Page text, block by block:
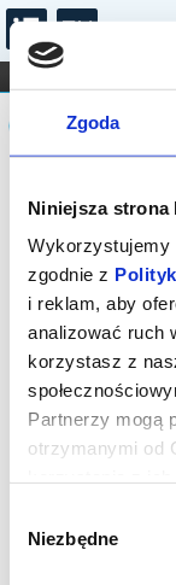
Zgoda
Niniejsza
Wykorzystujemy
zgodnie z
i reklam, aby
analizować ruch
korzystasz z
Partnerzy mogą
otrzymanymi od
zgody
Niezbędne
FILHARMONIA
DLA DZIECI
Sprzedaż
wydarzenie
w Kasie
na